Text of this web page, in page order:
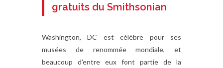
gratuits du Smithsonian
Washington, DC est célèbre pour ses
musées de renommée mondiale, et
beaucoup d'entre eux font partie de la